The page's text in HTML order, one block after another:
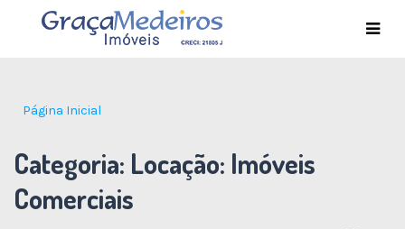
Página Inicial
Categoria: Locação: Imóveis
Comerciais